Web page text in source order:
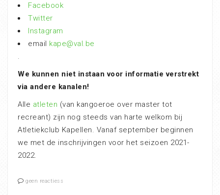
Facebook
Twitter
Instagram
email kape@val.be
.
We kunnen niet instaan voor informatie verstrekt
via andere kanalen!
Alle atleten (van kangoeroe over master tot
recreant) zijn nog steeds van harte welkom bij
Atletiekclub Kapellen. Vanaf september beginnen
we met de inschrijvingen voor het seizoen 2021-
2022.
geen reactiess